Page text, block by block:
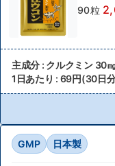
90粒
主成分 : クルクミン 30㎎
1日あたり : 69円(30日
GMP 日本製